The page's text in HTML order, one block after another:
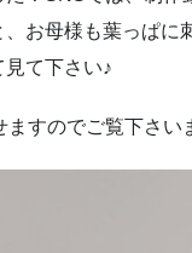
お母様も葉っぱに
て下さい♪
すのでご覧下さい